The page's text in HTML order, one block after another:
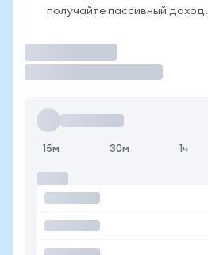
получайте пассивный доход.
15м 30м 1ч